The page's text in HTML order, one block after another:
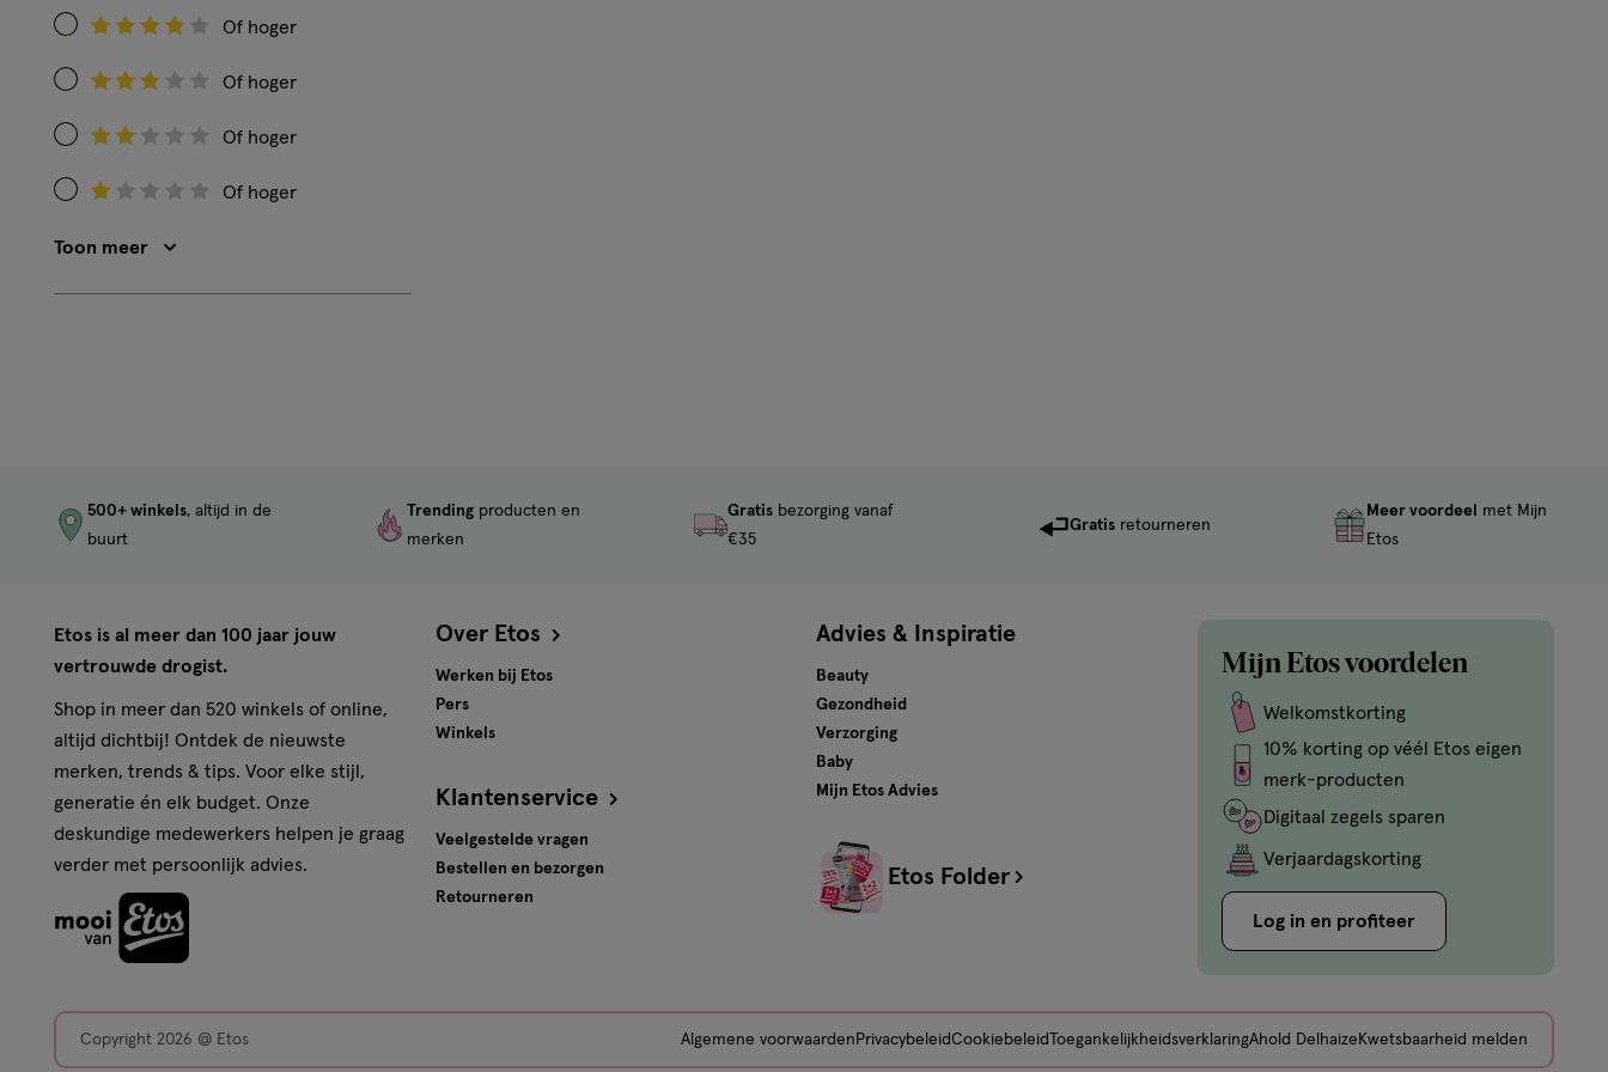
Filteren
op
4
Of hoger
Filteren
op
3
Of hoger
Filteren
op
2
Of hoger
Filteren
1
Of hoger
Toon meer
500+ winkels, altijd in de
buurt
Trending producten en
merken
Gratisbezorging vanaf
€35
Gratis retourneren
Meer voordeel
met Mijn
Etos
Etos is al meer dan 100 jaar jouw
vertrouwde drogist.
Shop in meer dan 520 winkels of online,
altijd dichtbij! Ontdek de nieuwste
merken, trends & tips. Voor elke stijl,
generatie én elk budget. Onze
deskundige medewerkers helpen je graag
verder met persoonlijk advies.
Over Etos
Werken bij Etos
Pers
Winkels
Klantenservice
Veelgestelde vragen
Bestellen en bezorgen
Retourneren
Advies & Inspiratie
Beauty
Gezondheid
Verzorging
Baby
Mijn Etos Advies
Etos Folder
Mijn Etos voordelen
Welkomstkorting
10% korting op véél Etos eigen
merk-producten
Digitaal zegels sparen
Verjaardagskorting
Log in en profiteer
Copyright 2026 @ Etos Algemene voorwaarden PrivacybeleidCookiebeleid ToegankelijkheidsverklaringAhold Delhaize Kwetsbaarheid melden